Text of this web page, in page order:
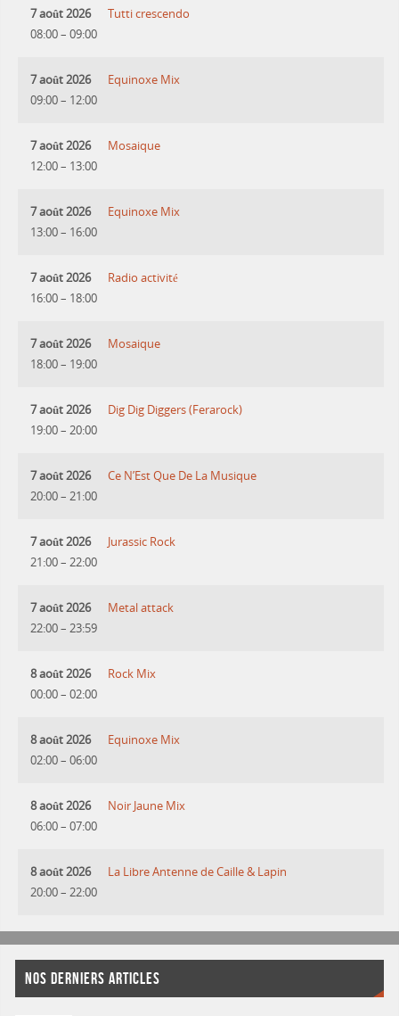
7 août 2026
08:00– 09:00
Tutti crescendo
7 août 2026
09:00– 12:00
Equinoxe Mix
7 août 2026
12:00– 13:00
Mosaique
7 août 2026
13:00– 16:00
Equinoxe Mix
7 août 2026
16:00– 18:00
Radio activité
7 août 2026
18:00– 19:00
Mosaique
7 août 2026
19:00– 20:00
Dig Dig Diggers (Ferarock)
7 août 2026
20:00– 21:00
Ce N’Est Que De La Musique
7 août 2026
21:00– 22:00
Jurassic Rock
7 août 2026
22:00– 23:59
Metal attack
8 août 2026
00:00– 02:00
Rock Mix
8 août 2026
02:00– 06:00
Equinoxe Mix
8 août 2026
06:00– 07:00
Noir Jaune Mix
8 août 2026
20:00– 22:00
La Libre Antenne de Caille & Lapin
NOS DERNIERS ARTICLES